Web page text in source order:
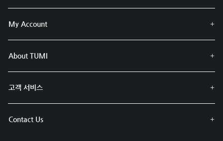
My Account
About TUMI
고객 서비스
Contact Us